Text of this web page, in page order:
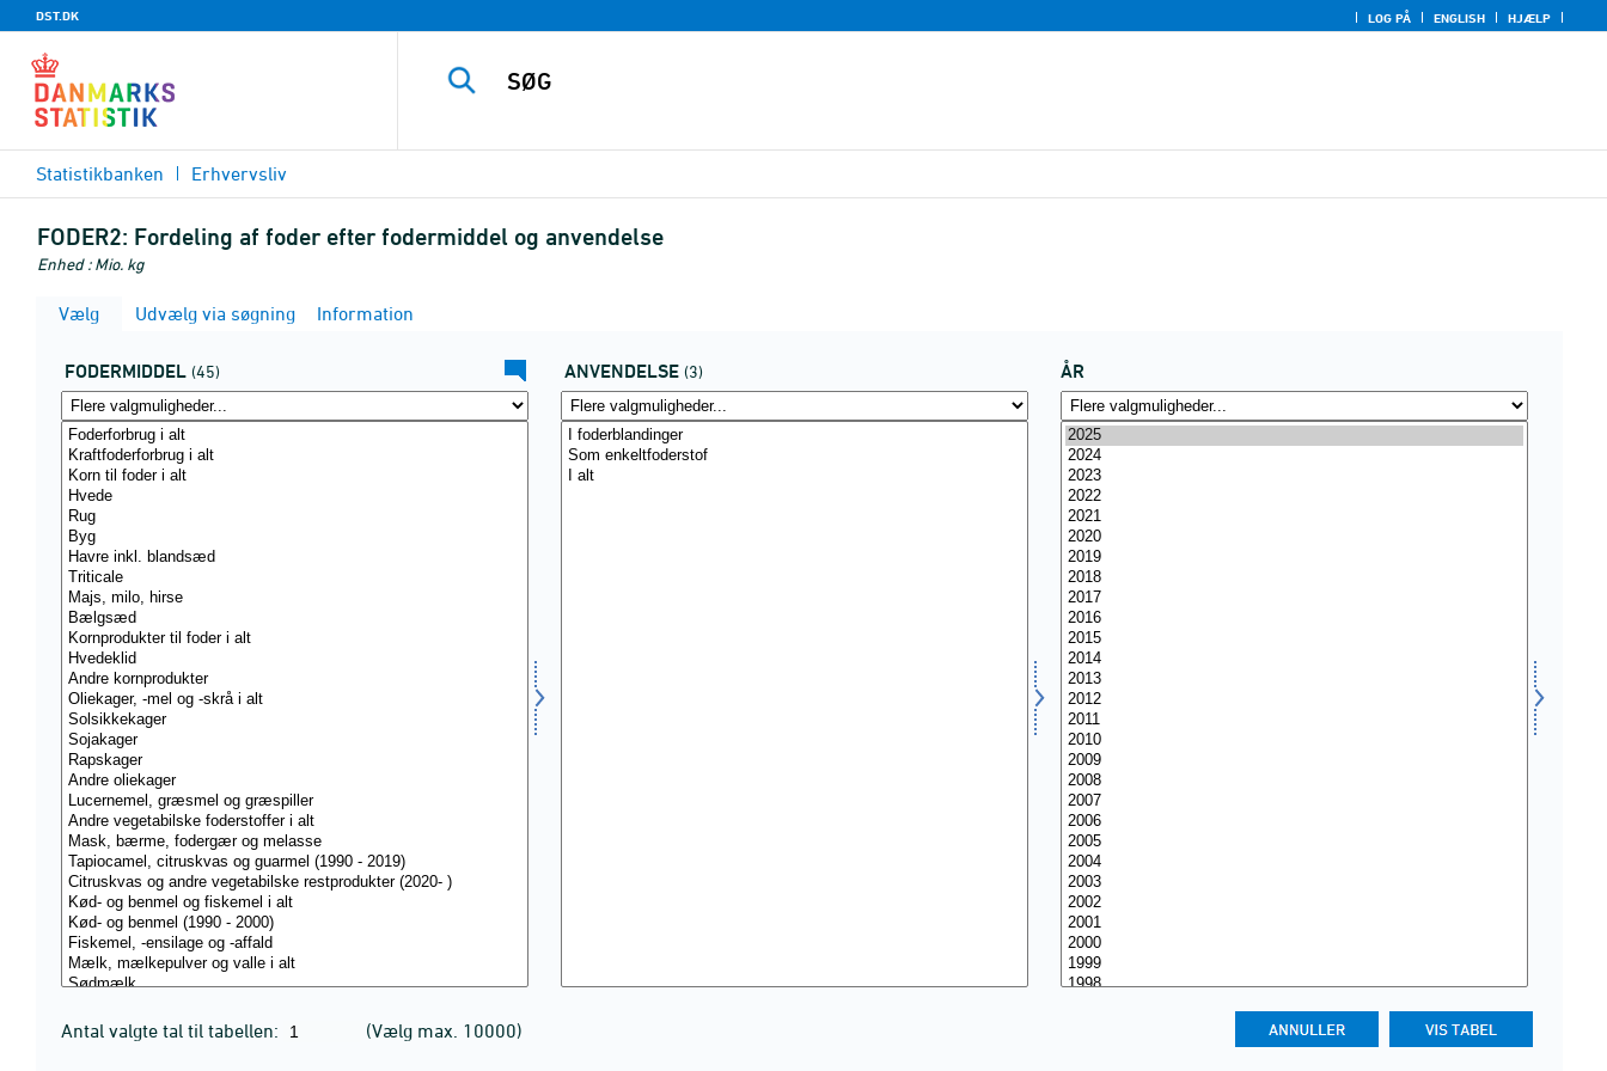
DST.DK LOG PÅ ENGLISH HJÆLP
Statistikbanken Erhvervsliv
FODER2: Fordeling af foder efter fodermiddel og anvendelse
Enhed : Mio. kg
Vælg Udvælg via søgning Information
FODERMIDDEL (45) ANVENDELSE (3) ÅR
Antal valgte tal til tabellen: (Vælg max. 10000)